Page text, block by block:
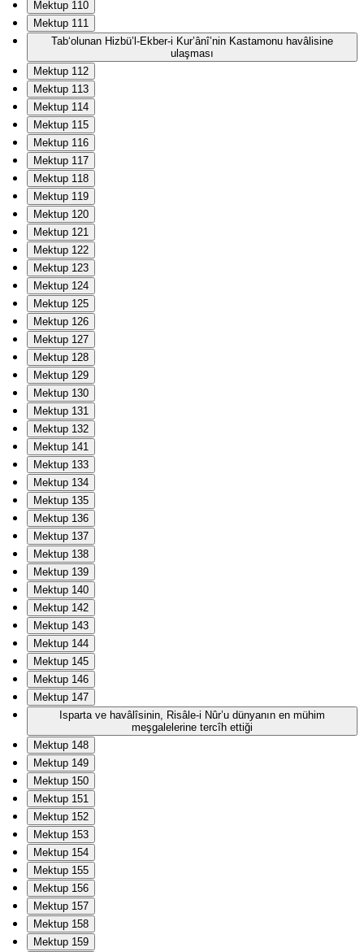
Mektup 110
Mektup 111
Tab‘olunan Hizbü’l-Ekber-i Kur’ânî’nin Kastamonu havâlisine
ulaşması
Mektup 112
Mektup 113
Mektup 114
Mektup 115
Mektup 116
Mektup 117
Mektup 118
Mektup 119
Mektup 120
Mektup 121
Mektup 122
Mektup 123
Mektup 124
Mektup 125
Mektup 126
Mektup 127
Mektup 128
Mektup 129
Mektup 130
Mektup 131
Mektup 132
Mektup 141
Mektup 133
Mektup 134
Mektup 135
Mektup 136
Mektup 137
Mektup 138
Mektup 139
Mektup 140
Mektup 142
Mektup 143
Mektup 144
Mektup 145
Mektup 146
Mektup 147
Isparta ve havâlîsinin, Risâle-i Nûr’u dünyanın en mühim
meşgalelerine tercîh ettiği
Mektup 148
Mektup 149
Mektup 150
Mektup 151
Mektup 152
Mektup 153
Mektup 154
Mektup 155
Mektup 156
Mektup 157
Mektup 158
Mektup 159